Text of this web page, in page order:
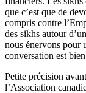
que c’est que de
compris contre
des sikhs autour
nous énervons pour
conversation est
Petite précision
l’Association